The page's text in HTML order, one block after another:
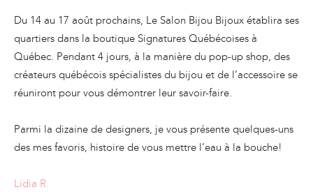
Du 14 au 17 août prochains, Le Salon Bijou Bijoux établira ses
quartiers dans la boutique Signatures Québécoises à
Québec. Pendant 4 jours, à la manière du pop-up shop, des
créateurs québécois spécialistes du bijou et de l’accessoire se
réuniront pour vous démontrer leur savoir-faire.
Parmi la dizaine de designers, je vous présente quelques-uns
des mes favoris, histoire de vous mettre l’eau à la bouche!
Lidia R.